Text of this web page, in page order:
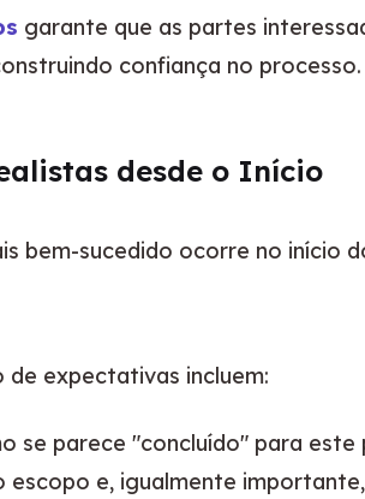
garante que as partes
confiança no processo.
desde o Início
bem-sucedido ocorre no início
expectativas incluem:
se parece "concluído" para
escopo e, igualmente